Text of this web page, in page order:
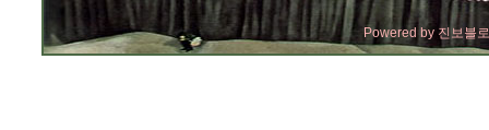
Powered by 진보블